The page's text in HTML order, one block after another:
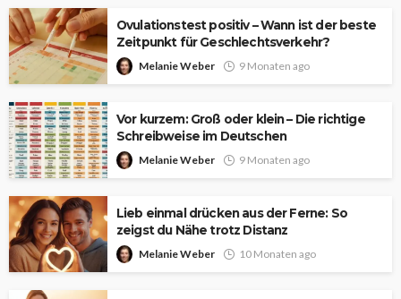
Ovulationstest positiv – Wann ist der beste
Zeitpunkt für Geschlechtsverkehr?
Melanie Weber 9 Monaten ago
Vor kurzem: Groß oder klein – Die richtige
Schreibweise im Deutschen
Melanie Weber 9 Monaten ago
Lieb einmal drücken aus der Ferne: So
zeigst du Nähe trotz Distanz
Melanie Weber 10 Monaten ago